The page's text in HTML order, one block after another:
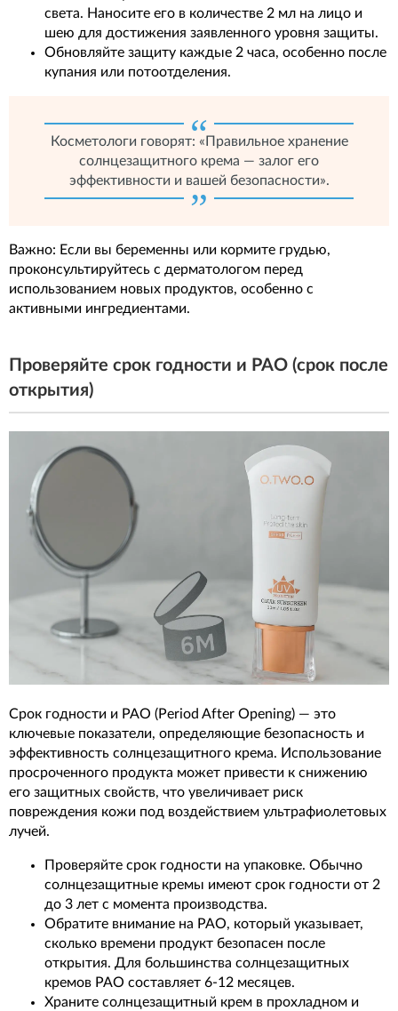
света. Наносите его в количестве 2 мл на лицо и
шею для достижения заявленного уровня защиты.
Обновляйте защиту каждые 2 часа, особенно после
купания или потоотделения.
Косметологи говорят: «Правильное хранение
солнцезащитного крема — залог его
эффективности и вашей безопасности».
Важно: Если вы беременны или кормите грудью,
проконсультируйтесь с дерматологом перед
использованием новых продуктов, особенно с
активными ингредиентами.
Проверяйте срок годности и PAO (срок после
открытия)
Срок годности и PAO (Period After Opening) — это
ключевые показатели, определяющие безопасность и
эффективность солнцезащитного крема. Использование
просроченного продукта может привести к снижению
его защитных свойств, что увеличивает риск
повреждения кожи под воздействием ультрафиолетовых
лучей.
Проверяйте срок годности на упаковке. Обычно
солнцезащитные кремы имеют срок годности от 2
до 3 лет с момента производства.
Обратите внимание на PAO, который указывает,
сколько времени продукт безопасен после
открытия. Для большинства солнцезащитных
кремов PAO составляет 6-12 месяцев.
Храните солнцезащитный крем в прохладном и